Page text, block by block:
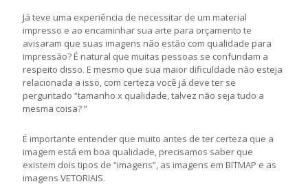
Já teve uma experiência de necessitar de um material
impresso e ao encaminhar sua arte para orçamento te
avisaram que suas imagens não estão com qualidade para
impressão? É natural que muitas pessoas se confundam a
respeito disso. E mesmo que sua maior dificuldade não esteja
relacionada a isso, com certeza você já deve ter se
perguntado “tamanho x qualidade, talvez não seja tudo a
mesma coisa? ”
É importante entender que muito antes de ter certeza que a
imagem está em boa qualidade, precisamos saber que
existem dois tipos de “imagens”, as imagens em BITMAP e as
imagens VETORIAIS.